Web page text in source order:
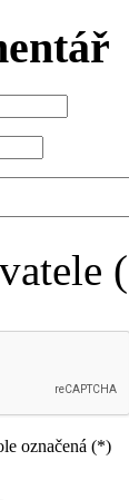
označená (*)